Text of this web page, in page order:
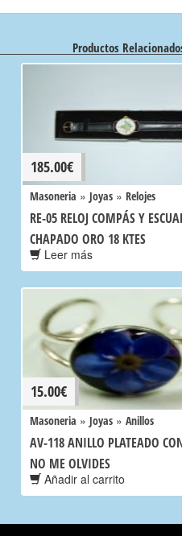
Productos
185.00€
Masoneria » Joyas » Relojes
RE-05 RELOJ COMPÁS Y
CHAPADO ORO 18 KTES
Leer más
15.00€
Masoneria » Joyas » Anillos
AV-118 ANILLO PLATEADO
NO ME OLVIDES
Añadir al carrito